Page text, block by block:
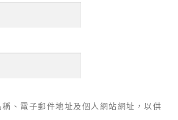
、電子郵件地址及個人網站網址，以供